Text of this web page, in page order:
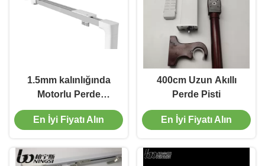
1.5mm kalınlığında
Motorlu Perde
Çubuğu
En İyi Fiyatı Alın
400cm Uzun Akıllı
Perde Pisti
En İyi Fiyatı Alın